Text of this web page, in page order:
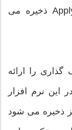
تغییرات فقط پس از انتخاب گزینه Apply ذخیره می
گذاری را ارائه
نرم افزار
ذخیره می شود